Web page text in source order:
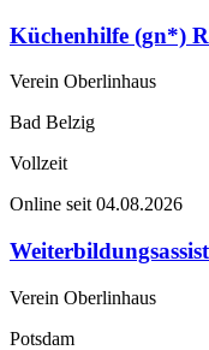
Küchenhilfe (gn*)
Verein Oberlinhaus
Bad Belzig
Vollzeit
Online seit 04.08.2026
Verein Oberlinhaus
Potsdam